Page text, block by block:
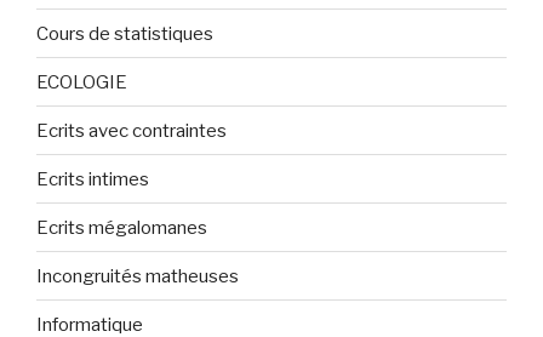
Cours de statistiques
ECOLOGIE
Ecrits avec contraintes
Ecrits intimes
Ecrits mégalomanes
Incongruités matheuses
Informatique